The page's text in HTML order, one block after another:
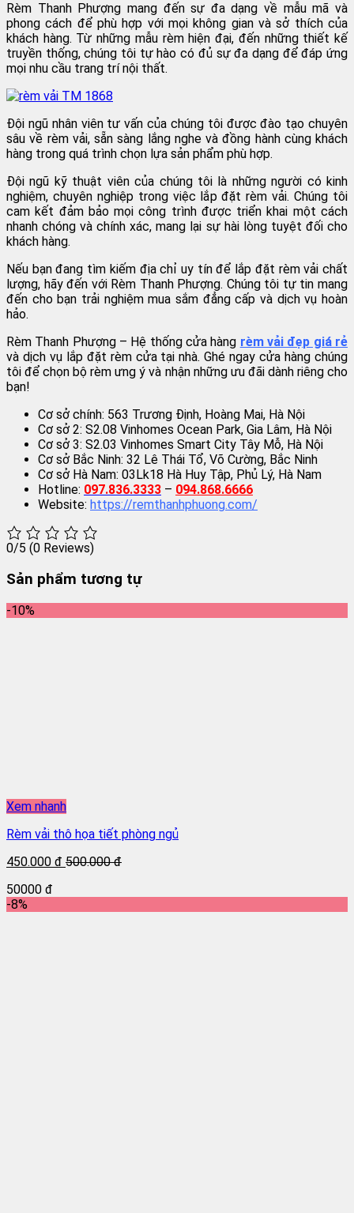
Rèm Thanh Phượng mang đến sự đa dạng về mẫu mã và
phong cách để phù hợp với mọi không gian và sở thích của
khách hàng. Từ những mẫu rèm hiện đại, đến những thiết kế
truyền thống, chúng tôi tự hào có đủ sự đa dạng để đáp ứng
mọi nhu cầu trang trí nội thất.
Đội ngũ nhân viên tư vấn của chúng tôi được đào tạo chuyên
sâu về rèm vải, sẵn sàng lắng nghe và đồng hành cùng khách
hàng trong quá trình chọn lựa sản phẩm phù hợp.
Đội ngũ kỹ thuật viên của chúng tôi là những người có kinh
nghiệm, chuyên nghiệp trong việc lắp đặt rèm vải. Chúng tôi
cam kết đảm bảo mọi công trình được triển khai một cách
nhanh chóng và chính xác, mang lại sự hài lòng tuyệt đối cho
khách hàng.
Nếu bạn đang tìm kiếm địa chỉ uy tín để lắp đặt rèm vải chất
lượng, hãy đến với Rèm Thanh Phượng. Chúng tôi tự tin mang
đến cho bạn trải nghiệm mua sắm đẳng cấp và dịch vụ hoàn
hảo.
Rèm Thanh Phượng – Hệ thống cửa hàng rèm vải đẹp giá rẻ
và dịch vụ lắp đặt rèm cửa tại nhà. Ghé ngay cửa hàng chúng
tôi để chọn bộ rèm ưng ý và nhận những ưu đãi dành riêng cho
bạn!
Cơ sở chính: 563 Trương Định, Hoàng Mai, Hà Nội
Cơ sở 2: S2.08 Vinhomes Ocean Park, Gia Lâm, Hà Nội
Cơ sở 3: S2.03 Vinhomes Smart City Tây Mỗ, Hà Nội
Cơ sở Bắc Ninh: 32 Lê Thái Tổ, Võ Cường, Bắc Ninh
Cơ sở Hà Nam: 03Lk18 Hà Huy Tập, Phủ Lý, Hà Nam
Hotline: 097.836.3333 – 094.868.6666
Website: https://remthanhphuong.com/
0/5 (0 Reviews)
Sản phẩm tương tự
-10%
Xem nhanh
Rèm vải thô họa tiết phòng ngủ
450.000 đ 500.000 đ
50000 đ
-8%